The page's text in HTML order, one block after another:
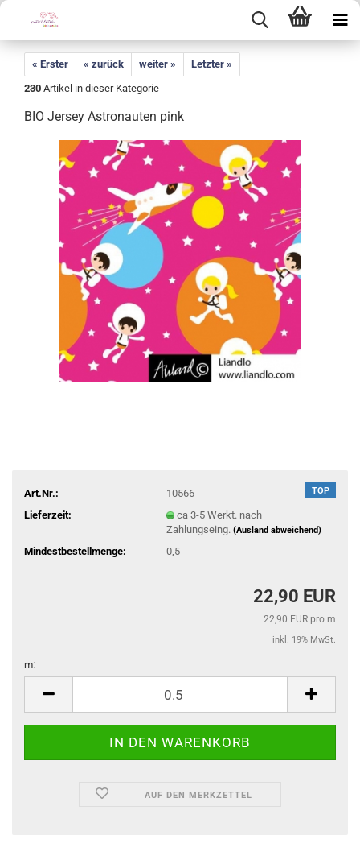
« Erster « zurück weiter »
Letzter »
230 Artikel in dieser Kategorie
BIO Jersey Astronauten pink
TOP
Art.Nr.:
10566
Lieferzeit:
ca 3-5 Werkt. nach
Zahlungseing. (Ausland abweichend)
Mindestbestellmenge: 0,5
22,90 EUR
22,90 EUR pro m
inkl. 19% MwSt.
m:
AUF DEN MERKZETTEL